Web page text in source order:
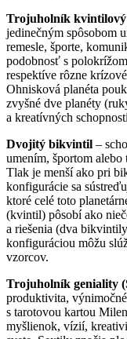
Trojuholník kvintilový
jedinečným spôsobom
remesle, športe,
podobnosť s
respektíve rôzne
Ohnisková planéta
zvyšné dve planéty
a kreatívných
Dvojitý bikvintil –
umením, športom
Tlak je menší ako pri
konfigurácie sa
ktoré celé toto
(kvintil) pôsobí ako
a riešenia (dva
konfiguráciou môžu
vzorcov.
Trojuholník geniality
produktivita,
s tarotovou kartou
myšlienok, vízií,